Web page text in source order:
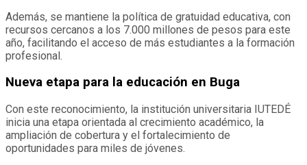
Además, se mantiene la política de gratuidad educativa, con
recursos cercanos a los 7.000 millones de pesos para este
año, facilitando el acceso de más estudiantes a la formación
profesional.
Nueva etapa para la educación en Buga
Con este reconocimiento, la institución universitaria IUTEDÉ
inicia una etapa orientada al crecimiento académico, la
ampliación de cobertura y el fortalecimiento de
oportunidades para miles de jóvenes.